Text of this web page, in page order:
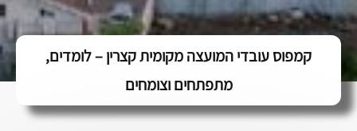
קמפוס עובדי המועצה מקומית קצרין – לומדים,
מתפתחים וצומחים